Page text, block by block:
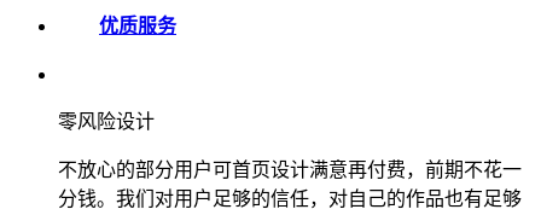
优质服务
零风险设计
不放心的部分用户可首页设计满意再付费，前期不花一
分钱。我们对用户足够的信任，对自己的作品也有足够